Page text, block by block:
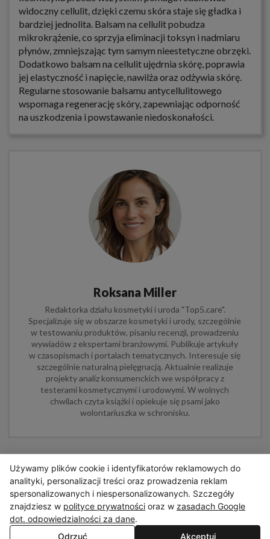
widoczny cellulit, dzięki czemu skóra staje się gładka i
bardziej jednolita. Balsam na cellulit pobudza
mikrokrążenie, co sprzyja eliminacji toksyn i nadmiaru
płynów, zmniejszając tym samym nieestetyczne obrzęki.
Dodatkowo balsam na cellulit ujędrnia skórę, poprawia
jej elastyczność i napięcie, nawilża oraz odżywia skórę.
Regularne stosowanie balsamu antycellulitowego
wspomaga regenerację skóry, zapewniając odporność
na uszkodzenia i powstawanie niedoskonałości.
Roksana Miller
Redaktorka działu kosmetyki i uroda "Top5.care".
Specjalizuje się w obszarze kosmetyki i urody, szczególnie
w testowaniu produktów, pisaniu recenzji, prowadzeniu
wywiadów z ekspertami branżowymi. Publikuje artykuły
w czasopismach i portalach tematycznych. Interesuje się
szczególnie naturalną pielęgnacją. Aktualnie realizuje
projekty analiz konsumenckich we współpracy z
testerami kosmetycznymi i urodowymi. W wolnych
chwilach czyta książki i opiekuje się psami jako
wolontariuszka w schronisku.
poglądami Redakcji. Wyniki mogą się różnić w zależności
od użytkownika i nie można ich zagwarantować, jedynie
zapisać obserwacje.
Używamy plików cookie i identyfikatorów reklamowych do
analityki, personalizacji treści oraz prowadzenia reklam
spersonalizowanych i niespersonalizowanych. Szczegóły
znajdziesz w polityce prywatności oraz w zasadach Google
dot. odpowiedzialności za dane.
Odrzuć
Akceptuj